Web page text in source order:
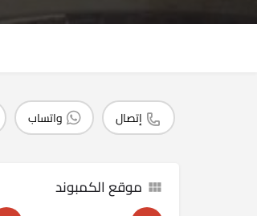
إتصال واتساب
موقع الكمبوند